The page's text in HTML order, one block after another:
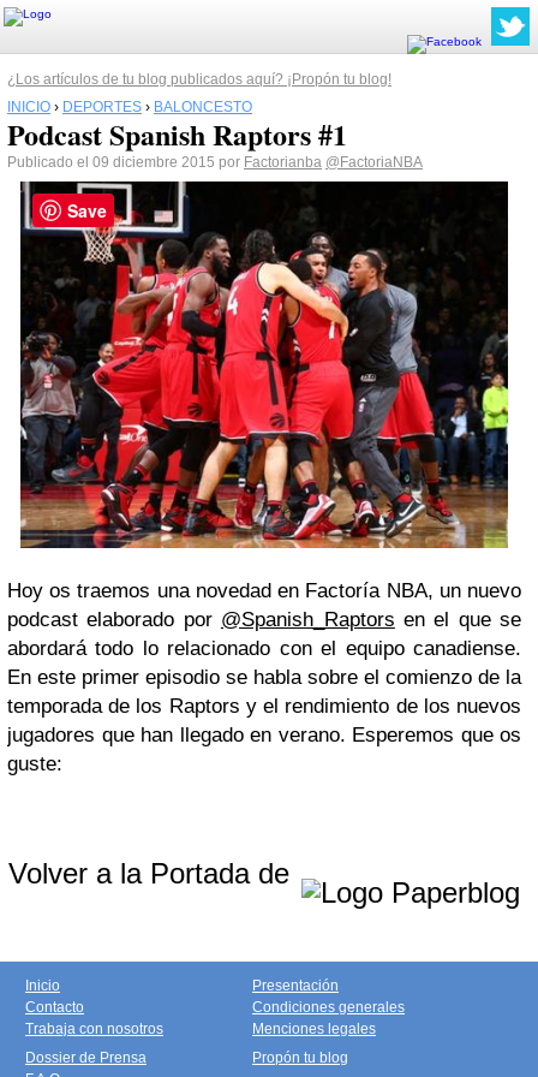
¿Los artículos de tu blog publicados aquí? ¡Propón tu blog!
INICIO › DEPORTES › BALONCESTO
Podcast Spanish Raptors #1
Publicado el 09 diciembre 2015 por Factorianba @FactoriaNBA
Hoy os traemos una novedad en Factoría NBA, un nuevo
podcast elaborado por @Spanish_Raptors en el que se
abordará todo lo relacionado con el equipo canadiense.
En este primer episodio se habla sobre el comienzo de la
temporada de los Raptors y el rendimiento de los nuevos
jugadores que han llegado en verano. Esperemos que os
guste:
Volver a la Portada de
Inicio
Contacto
Trabaja con nosotros
Presentación
Condiciones generales
Menciones legales
Dossier de Prensa
Propón tu blog
Save